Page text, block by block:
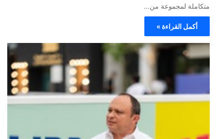
متكاملة لمجموعة من…
أكمل القراءة »